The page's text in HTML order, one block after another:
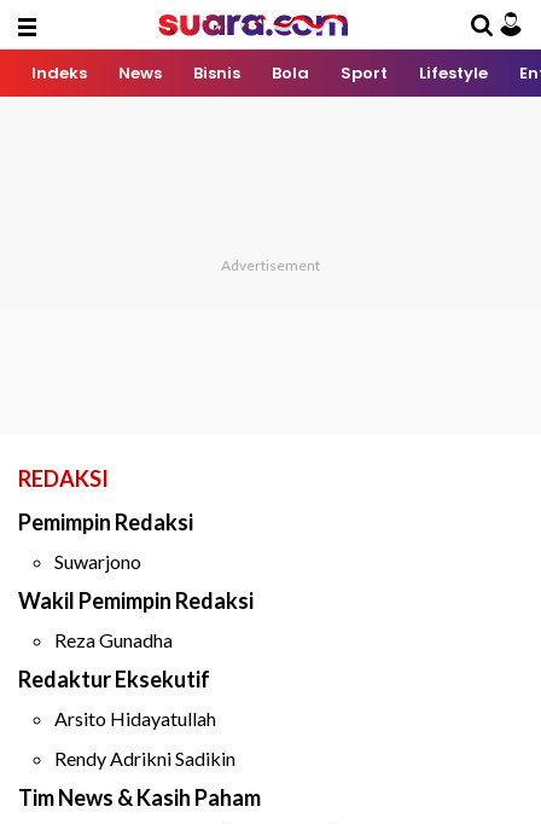
Indeks News Bisnis Bola Sport Lifestyle
REDAKSI
Pemimpin Redaksi
Suwarjono
Wakil Pemimpin Redaksi
Reza Gunadha
Redaktur Eksekutif
Arsito Hidayatullah
Rendy Adrikni Sadikin
Tim News & Kasih Paham